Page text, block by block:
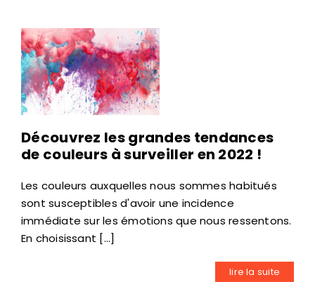
Découvrez les grandes tendances
de couleurs à surveiller en 2022 !
Les couleurs auxquelles nous sommes habitués
sont susceptibles d'avoir une incidence
immédiate sur les émotions que nous ressentons.
En choisissant [...]
lire la suite